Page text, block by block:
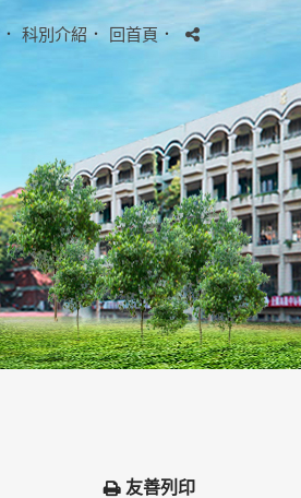
． 科別介紹． 回首頁．
友善列印